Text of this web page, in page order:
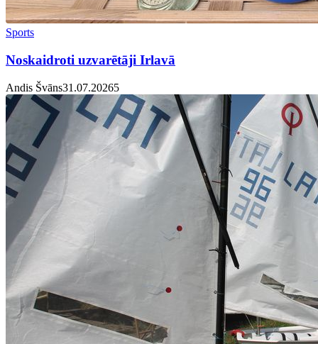
Sports
Noskaidroti uzvarētāji Irlavā
Andis Švāns31.07.20265